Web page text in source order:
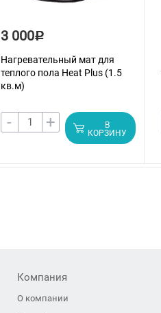
3 000Р
Нагревательный мат для
теплого пола Heat Plus (1.5
кв.м)
- +
В
КОРЗИНУ
Компания
О компании